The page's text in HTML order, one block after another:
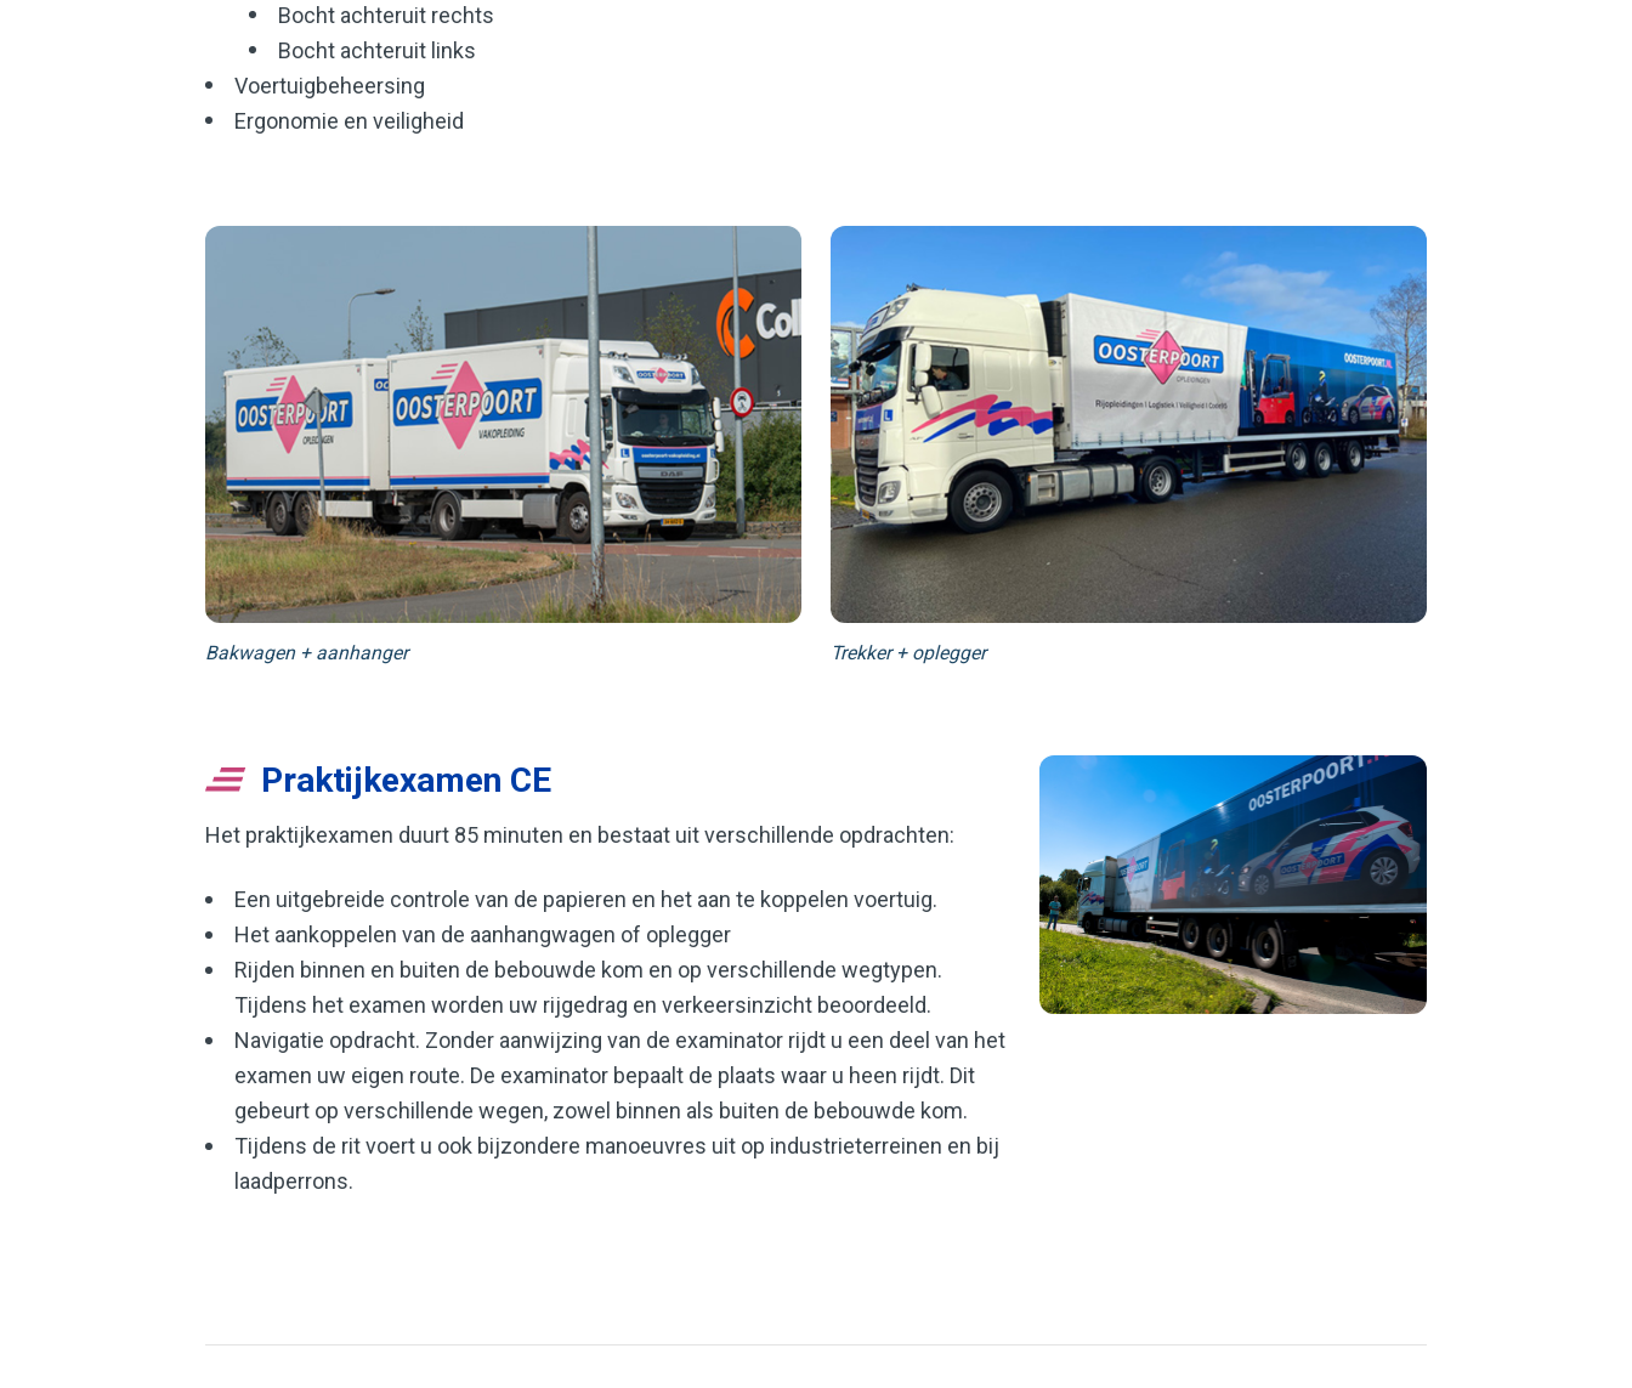
Bocht achteruit rechts
Bocht achteruit links
Voertuigbeheersing
Ergonomie en veiligheid
Bakwagen + aanhanger Trekker + oplegger
Praktijkexamen CE
Het praktijkexamen duurt 85 minuten en bestaat uit verschillende opdrachten:
Een uitgebreide controle van de papieren en het aan te koppelen voertuig.
Het aankoppelen van de aanhangwagen of oplegger
Rijden binnen en buiten de bebouwde kom en op verschillende wegtypen.
Tijdens het examen worden uw rijgedrag en verkeersinzicht beoordeeld.
Navigatie opdracht. Zonder aanwijzing van de examinator rijdt u een deel van het
examen uw eigen route. De examinator bepaalt de plaats waar u heen rijdt. Dit
gebeurt op verschillende wegen, zowel binnen als buiten de bebouwde kom.
Tijdens de rit voert u ook bijzondere manoeuvres uit op industrieterreinen en bij
laadperrons.